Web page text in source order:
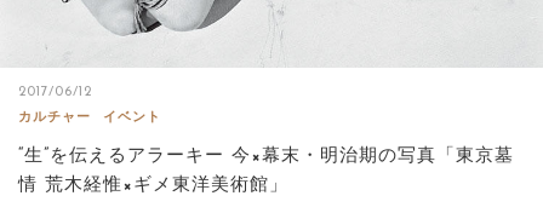
2017/06/12
カルチャー
イベント
“生”を伝えるアラーキー 今×幕末・明治期の写真「東京墓
情 荒木経惟×ギメ東洋美術館」